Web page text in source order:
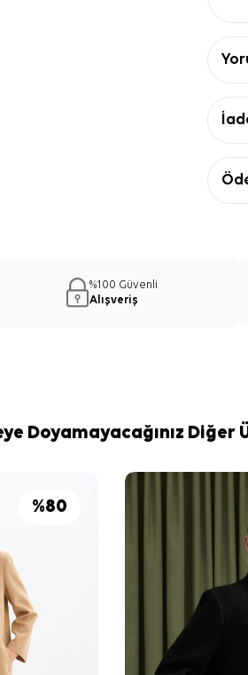
%100 Güvenli
Alışveriş
Doyamayacağınız Diğer
%80